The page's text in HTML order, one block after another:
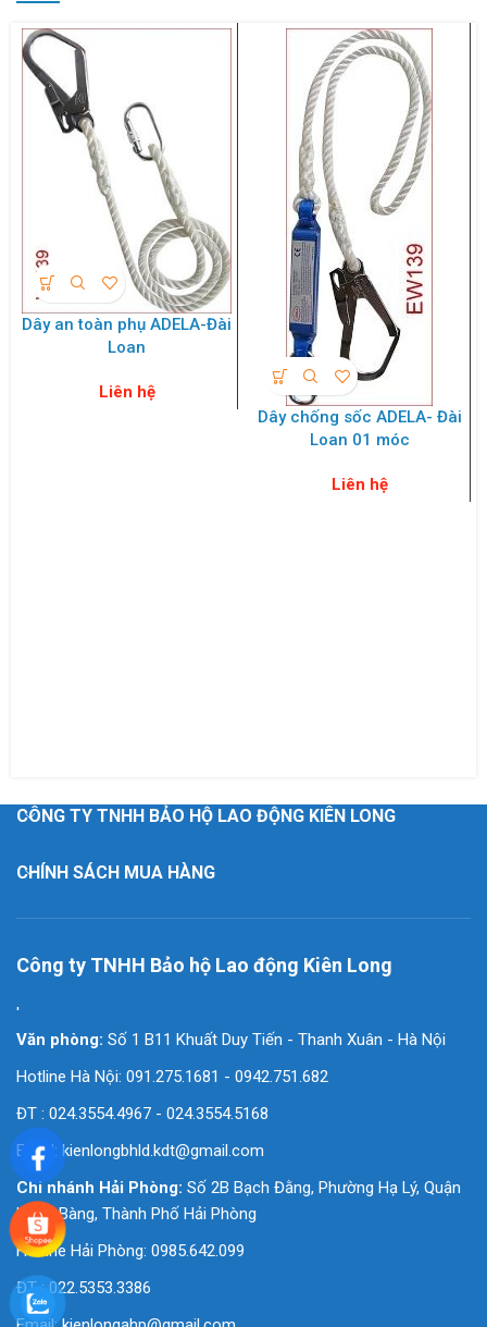
Dây an toàn phụ ADELA-Đài
Loan
Liên hệ
Dây chống sốc ADELA- Đài
Loan 01 móc
Liên hệ
CÔNG TY TNHH BẢO HỘ LAO ĐỘNG KIÊN LONG
CHÍNH SÁCH MUA HÀNG
Công ty TNHH Bảo hộ Lao động Kiên Long
'
Văn phòng: Số 1 B11 Khuất Duy Tiến - Thanh Xuân - Hà Nội
Hotline Hà Nội: 091.275.1681 - 0942.751.682
ĐT : 024.3554.4967 - 024.3554.5168
Email: kienlongbhld.kdt@gmail.com
Chi nhánh Hải Phòng: Số 2B Bạch Đằng, Phường Hạ Lý, Quận
Hồng Bàng, Thành Phố Hải Phòng
Hotline Hải Phòng: 0985.642.099
ĐT : 022.5353.3386